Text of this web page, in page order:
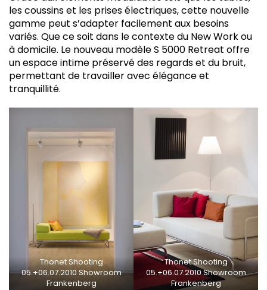
les coussins et les prises électriques, cette nouvelle
gamme peut s’adapter facilement aux besoins
variés. Que ce soit dans le contexte du New Work ou
à domicile. Le nouveau modèle S 5000 Retreat offre
un espace intime préservé des regards et du bruit,
permettant de travailler avec élégance et
tranquillité.
Thonet Shooting
05.+06.07.2010 Showroom
Frankenberg
Thonet Shooting
05.+06.07.2010 Showroom
Frankenberg